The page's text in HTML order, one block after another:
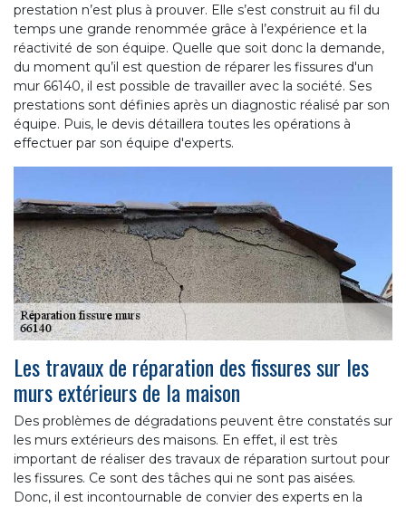
prestation n’est plus à prouver. Elle s’est construit au fil du
temps une grande renommée grâce à l’expérience et la
réactivité de son équipe. Quelle que soit donc la demande,
du moment qu’il est question de réparer les fissures d'un
mur 66140, il est possible de travailler avec la société. Ses
prestations sont définies après un diagnostic réalisé par son
équipe. Puis, le devis détaillera toutes les opérations à
effectuer par son équipe d'experts.
Les travaux de réparation des fissures sur les
murs extérieurs de la maison
Des problèmes de dégradations peuvent être constatés sur
les murs extérieurs des maisons. En effet, il est très
important de réaliser des travaux de réparation surtout pour
les fissures. Ce sont des tâches qui ne sont pas aisées.
Donc, il est incontournable de convier des experts en la